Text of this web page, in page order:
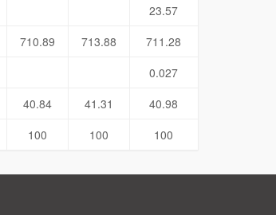
23.57
710.89 713.88
711.28
0.027
40.84 41.31
40.98
100 100 100